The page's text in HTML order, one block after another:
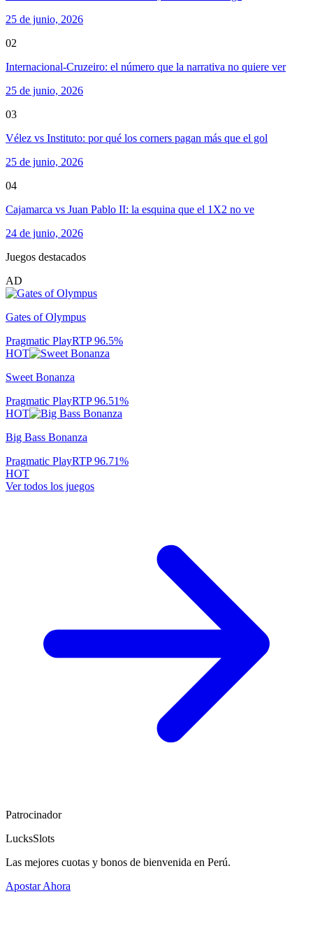
25 de junio, 2026
02
Internacional-Cruzeiro: el número que la narrativa no quiere ver
25 de junio, 2026
03
Vélez vs Instituto: por qué los corners pagan más que el gol
25 de junio, 2026
04
Cajamarca vs Juan Pablo II: la esquina que el 1X2 no ve
24 de junio, 2026
Juegos destacados
AD
Gates of Olympus
Pragmatic PlayRTP96.5%
HOT
Sweet Bonanza
Pragmatic PlayRTP96.51%
HOT
Big Bass Bonanza
Pragmatic PlayRTP96.71%
HOT
Ver todos los juegos
Patrocinador
LucksSlots
Las mejores cuotas y bonos de bienvenida en Perú.
Apostar Ahora